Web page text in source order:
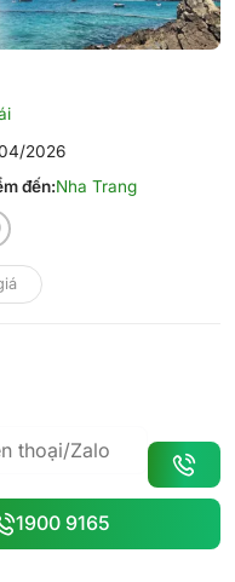
2026
đến:Nha Trang
1900 9165